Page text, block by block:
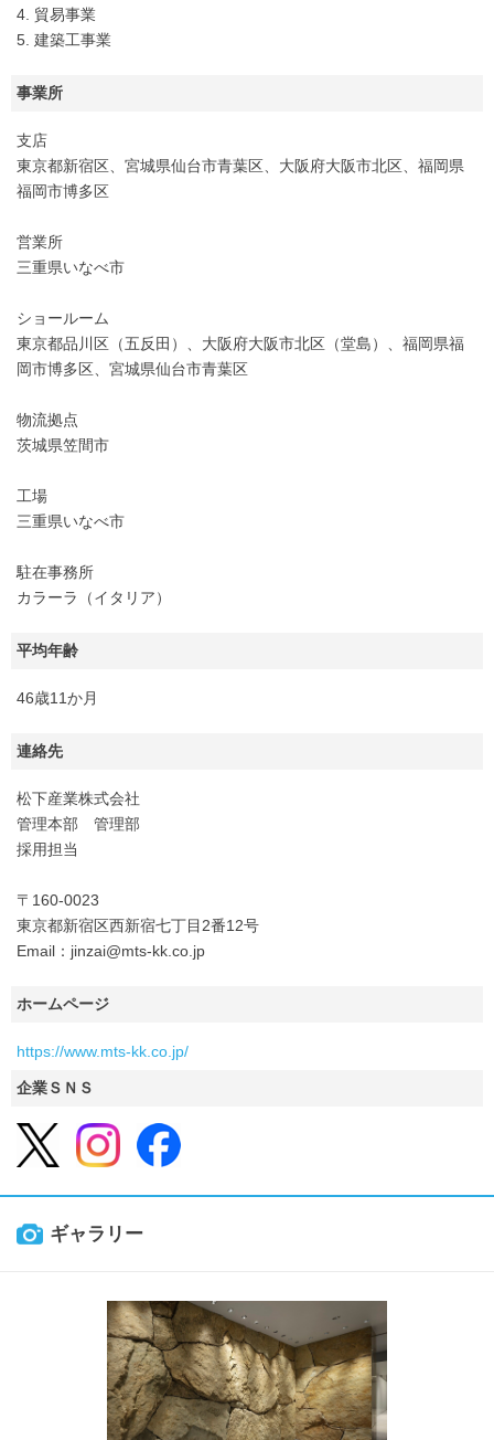
4. 貿易事業
5. 建築工事業
事業所
支店
東京都新宿区、宮城県仙台市青葉区、大阪府大阪市北区、福岡県
福岡市博多区
営業所
三重県いなべ市
ショールーム
東京都品川区（五反田）、大阪府大阪市北区（堂島）、福岡県福
岡市博多区、宮城県仙台市青葉区
物流拠点
茨城県笠間市
工場
三重県いなべ市
駐在事務所
カラーラ（イタリア）
平均年齢
46歳11か月
連絡先
松下産業株式会社
管理本部 管理部
採用担当
〒160-0023
東京都新宿区西新宿七丁目2番12号
Email：jinzai@mts-kk.co.jp
ホームページ
https://www.mts-kk.co.jp/
企業ＳＮＳ
ギャラリー